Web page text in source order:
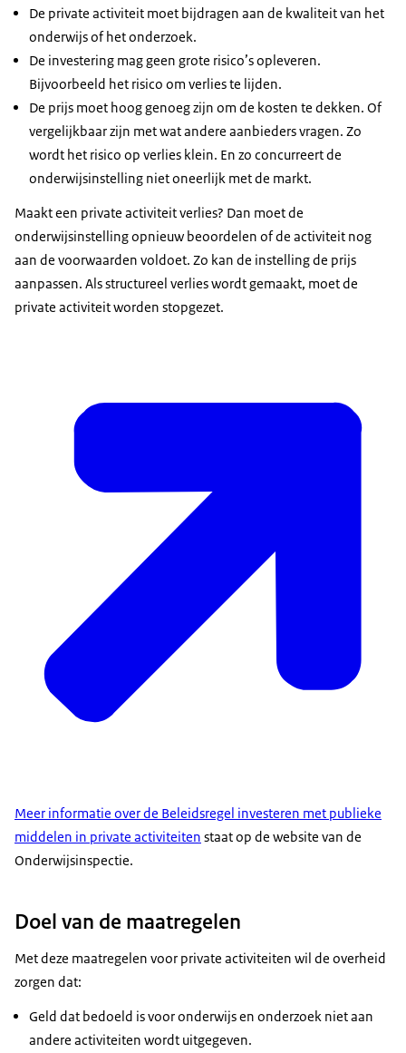
De private activiteit moet bijdragen aan de kwaliteit van het
onderwijs of het onderzoek.
De investering mag geen grote risico’s opleveren.
Bijvoorbeeld het risico om verlies te lijden.
De prijs moet hoog genoeg zijn om de kosten te dekken. Of
vergelijkbaar zijn met wat andere aanbieders vragen. Zo
wordt het risico op verlies klein. En zo concurreert de
onderwijsinstelling niet oneerlijk met de markt.
Maakt een private activiteit verlies? Dan moet de
onderwijsinstelling opnieuw beoordelen of de activiteit nog
aan de voorwaarden voldoet. Zo kan de instelling de prijs
aanpassen. Als structureel verlies wordt gemaakt, moet de
private activiteit worden stopgezet.
Meer informatie over de Beleidsregel investeren met publieke
middelen in private activiteiten staat op de website van de
Onderwijsinspectie.
Doel van de maatregelen
Met deze maatregelen voor private activiteiten wil de overheid
zorgen dat:
Geld dat bedoeld is voor onderwijs en onderzoek niet aan
andere activiteiten wordt uitgegeven.